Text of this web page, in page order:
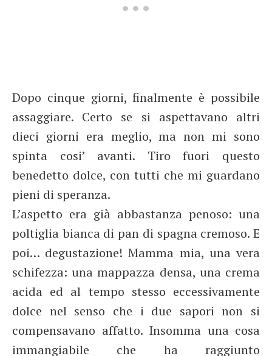
Dopo cinque giorni, finalmente è possibile
assaggiare. Certo se si aspettavano altri
dieci giorni era meglio, ma non mi sono
spinta cosi’ avanti. Tiro fuori questo
benedetto dolce, con tutti che mi guardano
pieni di speranza.
L’aspetto era già abbastanza penoso: una
poltiglia bianca di pan di spagna cremoso. E
poi… degustazione! Mamma mia, una vera
schifezza: una mappazza densa, una crema
acida ed al tempo stesso eccessivamente
dolce nel senso che i due sapori non si
compensavano affatto. Insomma una cosa
immangiabile che ha raggiunto